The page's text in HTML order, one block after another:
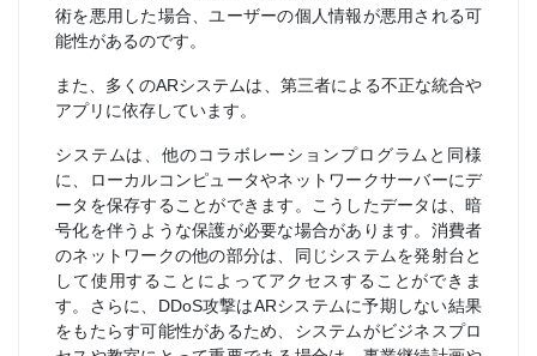
術を悪用した場合、ユーザーの個人情報が悪用される可
能性があるのです。
また、多くのARシステムは、第三者による不正な統合や
アプリに依存しています。
システムは、他のコラボレーションプログラムと同様
に、ローカルコンピュータやネットワークサーバーにデ
ータを保存することができます。こうしたデータは、暗
号化を伴うような保護が必要な場合があります。消費者
のネットワークの他の部分は、同じシステムを発射台と
して使用することによってアクセスすることができま
す。さらに、DDoS攻撃はARシステムに予期しない結果
をもたらす可能性があるため、システムがビジネスプロ